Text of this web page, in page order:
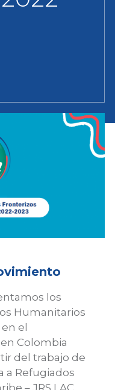
los
Humanitarios
el
Colombia
del trabajo de
a Refugiados
– JRS LAC.